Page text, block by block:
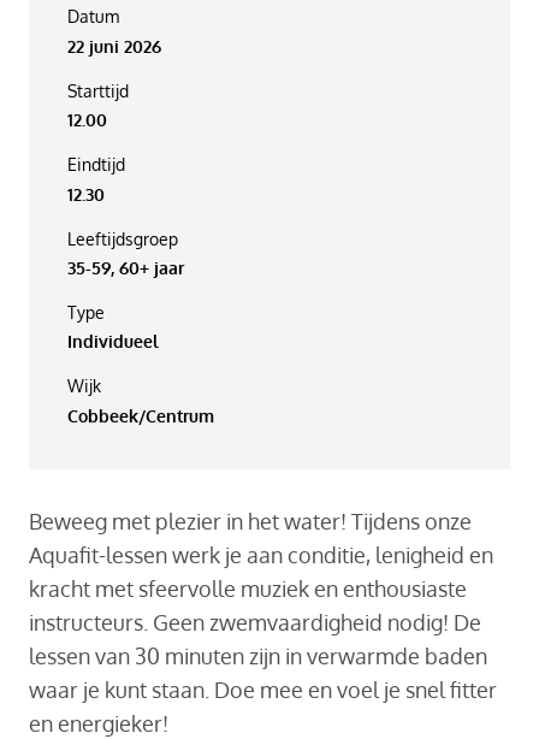
Datum
22 juni 2026
Starttijd
12.00
Eindtijd
12.30
Leeftijdsgroep
35-59, 60+ jaar
Type
Individueel
Wijk
Cobbeek/Centrum
Beweeg met plezier in het water! Tijdens onze
Aquafit-lessen werk je aan conditie, lenigheid en
kracht met sfeervolle muziek en enthousiaste
instructeurs. Geen zwemvaardigheid nodig! De
lessen van 30 minuten zijn in verwarmde baden
waar je kunt staan. Doe mee en voel je snel fitter
en energieker!